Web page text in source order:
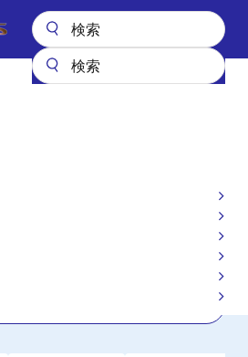
Main
クリート パワーMOSFET RJF0412JSP
40V 10A 37mohm